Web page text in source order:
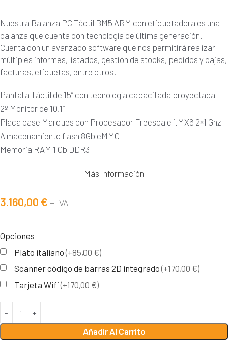
Nuestra Balanza PC Táctil BM5 ARM con etiquetadora es una
balanza que cuenta con tecnología de última generación.
Cuenta con un avanzado software que nos permitirá realizar
múltiples informes, listados, gestión de stocks, pedidos y cajas,
facturas, etiquetas, entre otros.
Pantalla Táctil de 15” con tecnología capacitada proyectada
2º Monitor de 10,1”
Placa base Marques con Procesador Freescale i.MX6 2×1 Ghz
Almacenamiento flash 8Gb eMMC
Memoria RAM 1 Gb DDR3
Más Información
3.160,00 € + IVA
Opciones
Plato italiano(+85,00 €)
Scanner código de barras 2D integrado(+170,00 €)
Tarjeta Wifi(+170,00 €)
Añadir Al Carrito